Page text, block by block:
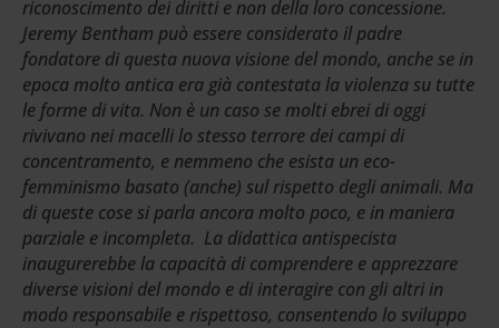
riconoscimento dei diritti e non della loro concessione.
Jeremy Bentham può essere considerato il padre
fondatore di questa nuova visione del mondo, anche se in
epoca molto antica era già contestata la violenza su tutte
le forme di vita. Non è un caso se molti ebrei di oggi
rivivano nei macelli lo stesso terrore dei campi di
concentramento, e nemmeno che esista un eco-
femminismo basato (anche) sul rispetto degli animali. Ma
di queste cose si parla ancora molto poco, e in maniera
parziale e incompleta. La didattica antispecista
inaugurerebbe la capacità di comprendere e apprezzare
diverse visioni del mondo e di interagire con gli altri in
modo responsabile e rispettoso, consentendo lo sviluppo